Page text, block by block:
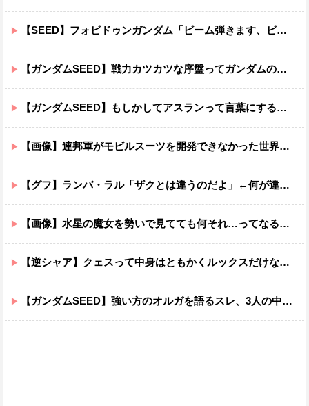
【SEED】フォビドゥンガンダム「ビーム弾きます、ビーム曲げられます、空飛びます」←二世代目でこれ出来るのおかしいだろ
【ガンダムSEED】戦力カツカツな序盤ってガンダムの中だと割と珍しい気がする
【ガンダムSEED】もしかしてアスランって言葉にするのが下手なだけでめっちゃいい人なのでは？
【画像】連邦軍がモビルスーツを開発できなかった世界線のガンダムｗｗｗｗｗｗｗ
【グフ】ランバ・ラル「ザクとは違うのだよ」←何が違うの？
【画像】水星の魔女を勢いで見てても何それ…ってなる部分ｗｗｗｗｗｗｗｗ
【逆シャア】クェスって中身はともかくルックスだけなら最高だな
【ガンダムSEED】強い方のオルガを語るスレ、3人の中でも強化は一番されてない方